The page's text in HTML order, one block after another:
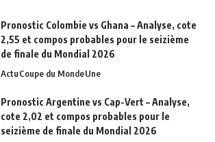
Pronostic Colombie vs Ghana – Analyse, cote
2,55 et compos probables pour le seizième
de finale du Mondial 2026
ActuCoupe du MondeUne
Pronostic Argentine vs Cap-Vert – Analyse,
cote 2,02 et compos probables pour le
seizième de finale du Mondial 2026